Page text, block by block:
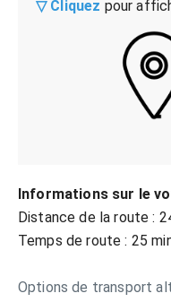
▽ Cliquez pour
Informations sur le
Distance de la route :
Temps de route : 25
Options de transport